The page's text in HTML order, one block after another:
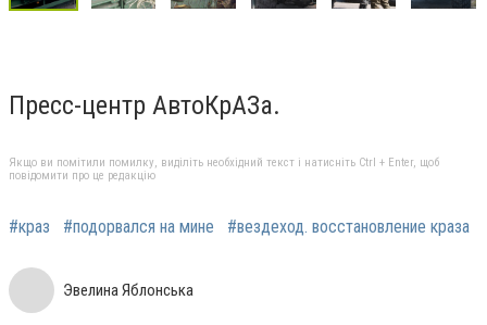
Пресс-центр АвтоКрАЗа.
Якщо ви помітили помилку, виділіть необхідний текст і натисніть Ctrl + Enter, щоб
повідомити про це редакцію
#краз #подорвался на мине #вездеход. восстановление краза
Эвелина Яблонська